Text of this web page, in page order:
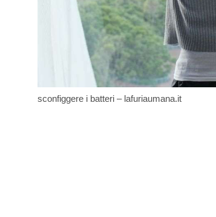
sconfiggere i batteri – lafuriaumana.it